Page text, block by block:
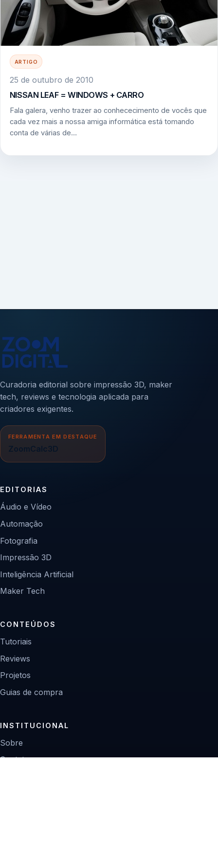
ARTIGO
25 de outubro de 2010
NISSAN LEAF = WINDOWS + CARRO
Fala galera, venho trazer ao conhececimento de vocês que
cada vez mais a nossa amiga informática está tomando
conta de várias de…
Curadoria editorial sobre impressão 3D, maker
tech, reviews e tecnologia aplicada para
criadores exigentes.
FERRAMENTA EM DESTAQUE
ZoomCalc3D
EDITORIAS
Áudio e Vídeo
Automação
Fotografia
Impressão 3D
Inteligência Artificial
Maker Tech
CONTEÚDOS
Tutoriais
Reviews
Projetos
Guias de compra
INSTITUCIONAL
Sobre
Contato